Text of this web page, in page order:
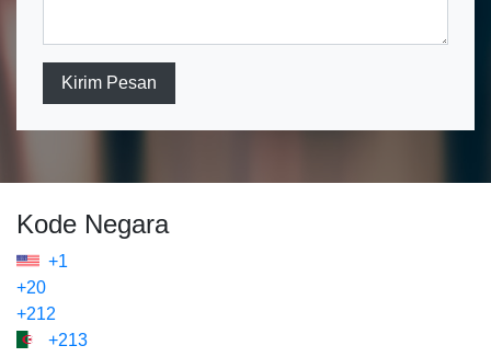
Kirim Pesan
Kode Negara
+1
+20
+212
+213